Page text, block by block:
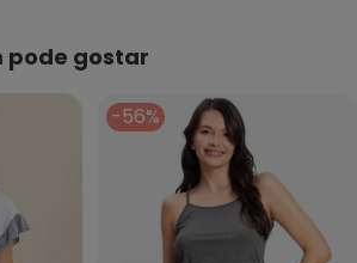
pode gostar
-56%